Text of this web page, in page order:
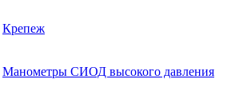
Крепеж
Манометры СИОД высокого давления